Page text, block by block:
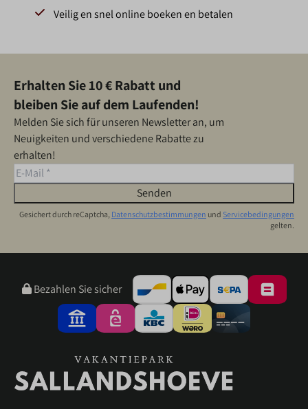
Veilig en snel online boeken en betalen
Erhalten Sie 10 € Rabatt und
bleiben Sie auf dem Laufenden!
Melden Sie sich für unseren Newsletter an, um
Neuigkeiten und verschiedene Rabatte zu
erhalten!
Senden
Gesichert durch reCaptcha, Datenschutzbestimmungen und Servicebedingungen
gelten.
Bezahlen Sie sicher